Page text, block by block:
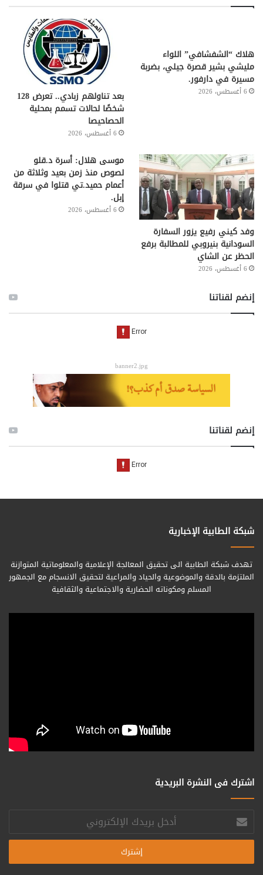
هلاك “الشفشافي” اللواء
مليشي بشير قصرة جيلي، بضربة
مسيرة في دارفور.
6 أغسطس، 2026 بعد تناولهم زبادي.. تعرض 128
شخصًا لحالات تسمم بمحلية
الحصاحيصا
6 أغسطس، 2026
وفد كيني رفيع يزور السفارة
السودانية بنيروبي للمطالبة برفع
الحظر عن الشاي
6 أغسطس، 2026
موسى هلال: أسرة د.قلو
لصوص منذ زمن بعيد وثلاثة من
أعمام حميد.تي قتلوا في سرقة
إبل.
6 أغسطس، 2026
إنضم لقناتنا
banner2.jpg
إنضم لقناتنا
شبكة الطابية الإخبارية
تهدف شبكة الطابية الى تحقيق المعالجة الإعلامية والمعلوماتية المتوازنة
الملتزمة بالدقة والموضوعية والحياد والمراعية لتحقيق الانسجام مع الجمهور
المسلم ومكوناته الحضارية والاجتماعية والثقافية
اشترك فى النشرة البريدية
أدخل
بريدك
الإلكتروني